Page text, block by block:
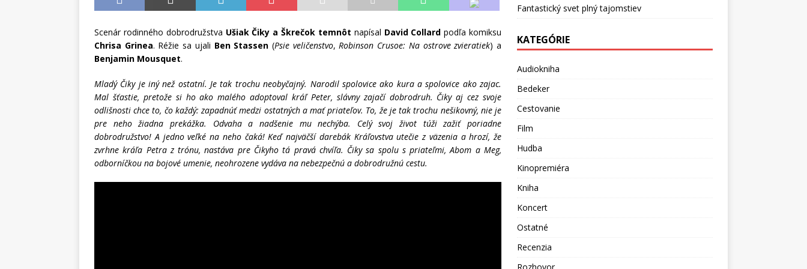
Scenár rodinného dobrodružstva Ušiak Čiky a Škrečok temnôt napísal David Collard podľa komiksu
Chrisa Grinea. Réžie sa ujali Ben Stassen (Psie veličenstvo,Robinson Crusoe: Na ostrove zvieratiek) a
Benjamin Mousquet.
Mladý Čiky je iný než ostatní. Je tak trochu neobyčajný. Narodil spolovice ako kura a spolovice ako zajac.
Mal šťastie, pretože si ho ako malého adoptoval kráľ Peter, slávny zajačí dobrodruh. Čiky aj cez svoje
odlišnosti chce to, čo každý: zapadnúť medzi ostatných a mať priateľov. To, že je tak trochu nešikovný, nie je
pre neho žiadna prekážka. Odvaha a nadšenie mu nechýba. Celý svoj život túži zažiť poriadne
dobrodružstvo! A jedno veľké na neho čaká! Keď najväčší darebák Kráľovstva utečie z väzenia a hrozí, že
zvrhne kráľa Petra z trónu, nastáva pre Čikyho tá pravá chvíľa. Čiky sa spolu s priateľmi, Abom a Meg,
odborníčkou na bojové umenie, neohrozene vydáva na nebezpečnú a dobrodružnú cestu.
Fantastický svet plný tajomstiev
KATEGÓRIE
Audiokniha
Bedeker
Cestovanie
Film
Hudba
Kinopremiéra
Kniha
Koncert
Ostatné
Recenzia